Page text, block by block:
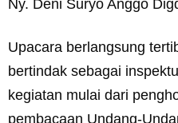
Ny. Deni Suryo Anggo
Upacara berlangsung
bertindak sebagai
kegiatan mulai dari
pembacaan Undang-